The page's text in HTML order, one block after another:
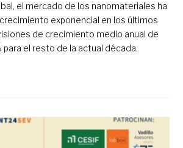
el mercado de los nanomateriales ha
exponencial en los últimos
de crecimiento medio anual de
para el resto de la actual década.